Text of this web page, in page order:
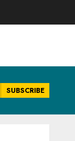
SUBSCRIBE